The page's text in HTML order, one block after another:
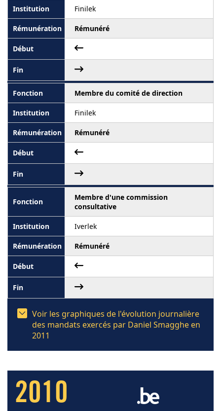
Finilek
Rémunéré
Membre du comité de direction
Finilek
Rémunéré
Membre d'une commission
consultative
Iverlek
Rémunéré
Voir les graphiques de l'évolution journalière
des mandats exercés par Daniel Smagghe en
2011
2010